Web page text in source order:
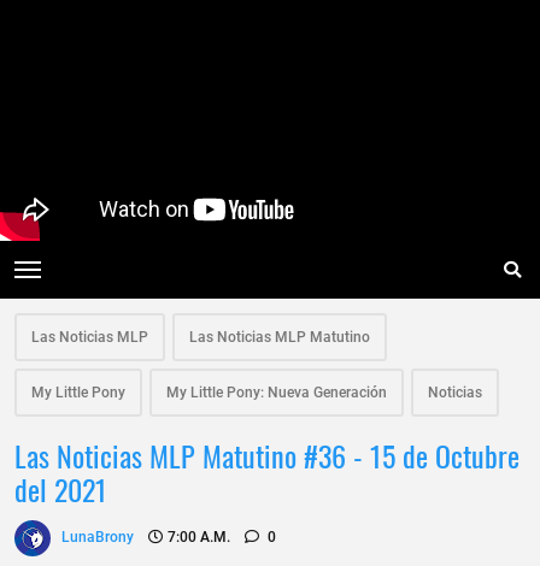
Las Noticias MLP Las Noticias MLP Matutino
My Little Pony My Little Pony: Nueva Generación Noticias
Las Noticias MLP Matutino #36 - 15 de Octubre
del 2021
LunaBrony 7:00 A.m. 0